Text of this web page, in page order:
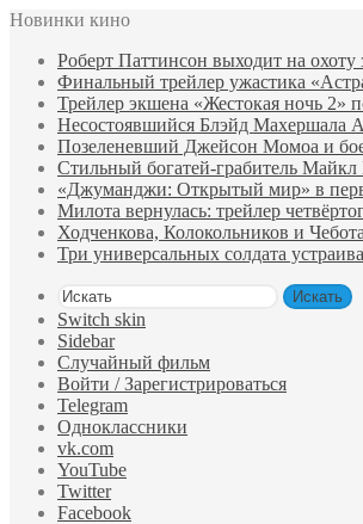
Новинки кино
Роберт Паттинсон выходит на
Финальный трейлер ужастика
Трейлер экшена «Жестокая ночь 2»
Несостоявшийся Блэйд Махершала
Позеленевший Джейсон Момоа и
Стильный богатей-грабитель
«Джуманджи: Открытый мир» в
Милота вернулась: трейлер
Ходченкова, Колокольников и
Три универсальных солдата
Искать
Switch skin
Sidebar
Случайный фильм
Войти / Зарегистрироваться
Telegram
Одноклассники
vk.com
YouTube
Twitter
Facebook